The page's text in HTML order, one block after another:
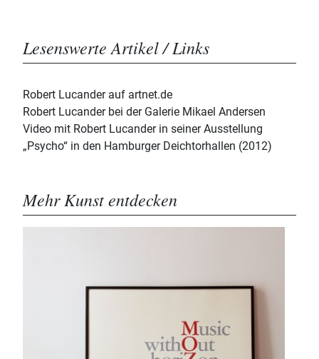
Lesenswerte Artikel / Links
Robert Lucander auf artnet.de
Robert Lucander bei der Galerie Mikael Andersen
Video mit Robert Lucander in seiner Ausstellung
„Psycho“ in den Hamburger Deichtorhallen (2012)
Mehr Kunst entdecken